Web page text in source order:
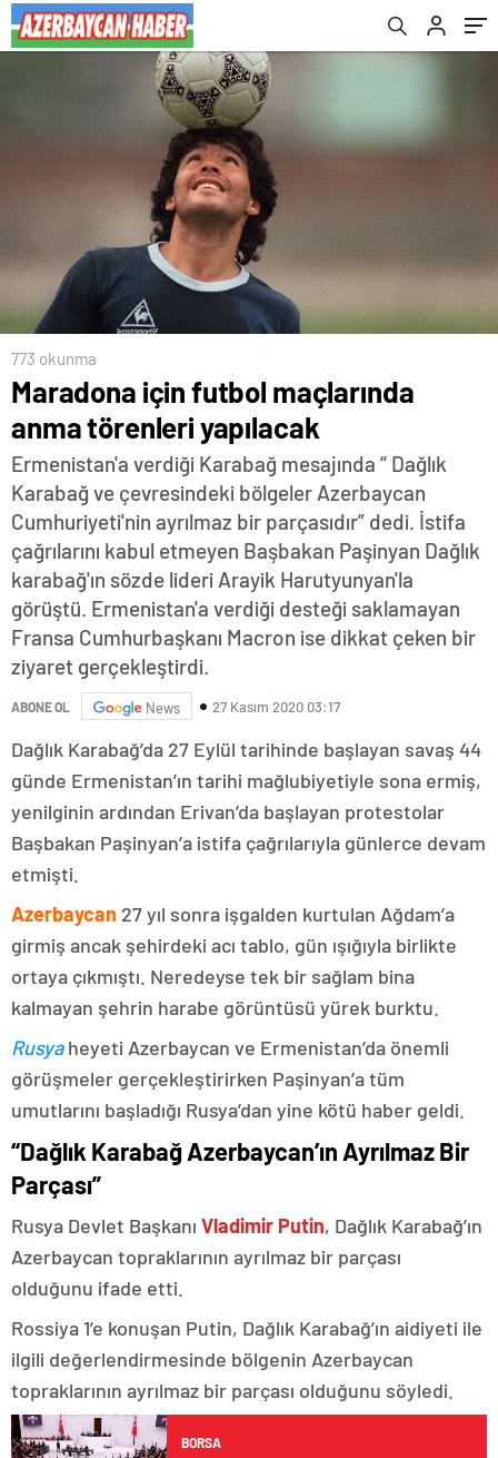
773 okunma
Maradona için futbol maçlarında
anma törenleri yapılacak
Ermenistan'a verdiği Karabağ mesajında “ Dağlık
Karabağ ve çevresindeki bölgeler Azerbaycan
Cumhuriyeti'nin ayrılmaz bir parçasıdır” dedi. İstifa
çağrılarını kabul etmeyen Başbakan Paşinyan Dağlık
karabağ'ın sözde lideri Arayik Harutyunyan'la
görüştü. Ermenistan'a verdiği desteği saklamayan
Fransa Cumhurbaşkanı Macron ise dikkat çeken bir
ziyaret gerçekleştirdi.
ABONE OL News 27 Kasım 2020 03:17
Dağlık Karabağ’da 27 Eylül tarihinde başlayan savaş 44
günde Ermenistan’ın tarihi mağlubiyetiyle sona ermiş,
yenilginin ardından Erivan’da başlayan protestolar
Başbakan Paşinyan’a istifa çağrılarıyla günlerce devam
etmişti.
Azerbaycan 27 yıl sonra işgalden kurtulan Ağdam’a
girmiş ancak şehirdeki acı tablo, gün ışığıyla birlikte
ortaya çıkmıştı. Neredeyse tek bir sağlam bina
kalmayan şehrin harabe görüntüsü yürek burktu.
Rusyaheyeti Azerbaycan ve Ermenistan’da önemli
görüşmeler gerçekleştirirken Paşinyan’a tüm
umutlarını başladığı Rusya’dan yine kötü haber geldi.
“Dağlık Karabağ Azerbaycan’ın Ayrılmaz Bir
Parçası”
Rusya Devlet Başkanı Vladimir Putin, Dağlık Karabağ’ın
Azerbaycan topraklarının ayrılmaz bir parçası
olduğunu ifade etti.
Rossiya 1’e konuşan Putin, Dağlık Karabağ’ın aidiyeti ile
ilgili değerlendirmesinde bölgenin Azerbaycan
topraklarının ayrılmaz bir parçası olduğunu söyledi.
BORSA